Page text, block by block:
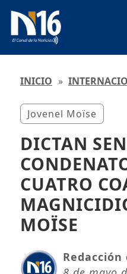
INICIO »
Jovenel Moïse
DICTAN
CUATRO
MOÏSE